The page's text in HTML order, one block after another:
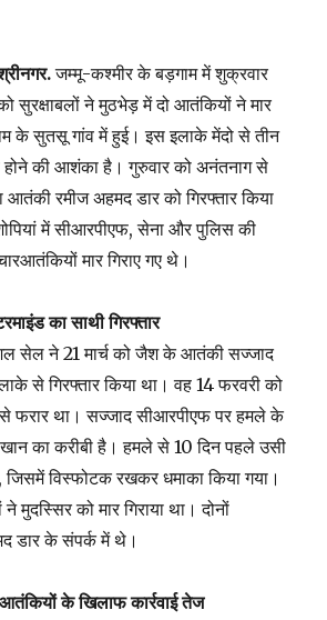
जम्मू-कश्मीर के बड़गाम में शुक्रवार
सुरक्षाबलों ने मुठभेड़ में दो आतंकियों ने मार
के सुतसू गांव में हुई। इस इलाके मेंदो से तीन
की आशंका है। गुरुवार को अनंतनाग से
आतंकी रमीज अहमद डार को गिरफ्तार किया
में सीआरपीएफ, सेना और पुलिस की
मार गिराए गए थे।
का साथी गिरफ्तार
सेल ने 21 मार्च को जैश के आतंकी सज्जाद
से गिरफ्तार किया था। वह 14 फरवरी को
फरार था। सज्जाद सीआरपीएफ पर हमले के
खान का करीबी है। हमले से 10 दिन पहले उसी
जिसमें विस्फोटक रखकर धमाका किया गया।
ने मुदस्सिर को मार गिराया था। दोनों
डार के संपर्क में थे।
के खिलाफ कार्रवाई तेज